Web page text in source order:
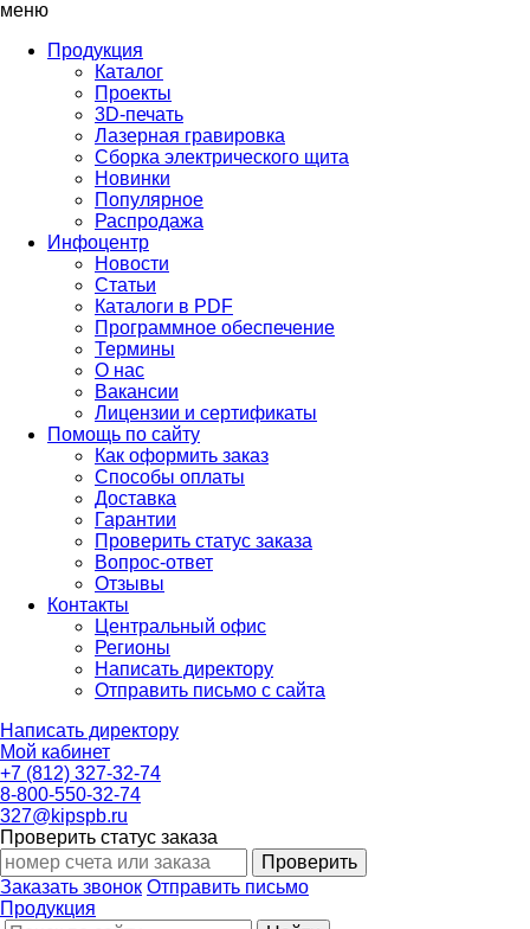
меню
Продукция
Каталог
Проекты
3D-печать
Лазерная гравировка
Сборка электрического щита
Новинки
Популярное
Распродажа
Инфоцентр
Новости
Статьи
Каталоги в PDF
Программное обеспечение
Термины
О нас
Вакансии
Лицензии и сертификаты
Помощь по сайту
Как оформить заказ
Способы оплаты
Доставка
Гарантии
Проверить статус заказа
Вопрос-ответ
Отзывы
Контакты
Центральный офис
Регионы
Написать директору
Отправить письмо с сайта
Написать директору
Мой кабинет
+7 (812) 327-32-74
8-800-550-32-74
327@kipspb.ru
Проверить статус заказа
Проверить
Заказать звонок Отправить письмо
Продукция